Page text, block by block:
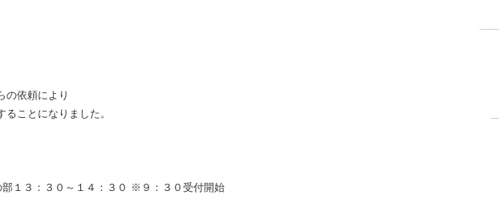
の依頼により
ことになりました。
３：３０～１４：３０ ※９：３０受付開始